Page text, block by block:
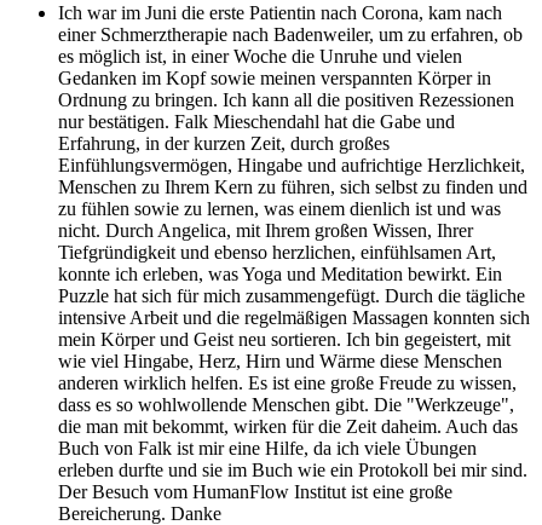
Ich war im Juni die erste Patientin nach Corona, kam nach
einer Schmerztherapie nach Badenweiler, um zu erfahren, ob
es möglich ist, in einer Woche die Unruhe und vielen
Gedanken im Kopf sowie meinen verspannten Körper in
Ordnung zu bringen. Ich kann all die positiven Rezessionen
nur bestätigen. Falk Mieschendahl hat die Gabe und
Erfahrung, in der kurzen Zeit, durch großes
Einfühlungsvermögen, Hingabe und aufrichtige Herzlichkeit,
Menschen zu Ihrem Kern zu führen, sich selbst zu finden und
zu fühlen sowie zu lernen, was einem dienlich ist und was
nicht. Durch Angelica, mit Ihrem großen Wissen, Ihrer
Tiefgründigkeit und ebenso herzlichen, einfühlsamen Art,
konnte ich erleben, was Yoga und Meditation bewirkt. Ein
Puzzle hat sich für mich zusammengefügt. Durch die tägliche
intensive Arbeit und die regelmäßigen Massagen konnten sich
mein Körper und Geist neu sortieren. Ich bin gegeistert, mit
wie viel Hingabe, Herz, Hirn und Wärme diese Menschen
anderen wirklich helfen. Es ist eine große Freude zu wissen,
dass es so wohlwollende Menschen gibt. Die "Werkzeuge",
die man mit bekommt, wirken für die Zeit daheim. Auch das
Buch von Falk ist mir eine Hilfe, da ich viele Übungen
erleben durfte und sie im Buch wie ein Protokoll bei mir sind.
Der Besuch vom HumanFlow Institut ist eine große
Bereicherung. Danke